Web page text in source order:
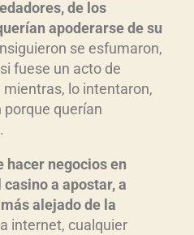
de los
apoderarse de su
se esfumaron,
fuese un acto de
lo intentaron,
porque querían
hacer negocios en
a apostar, a
alejado de la
internet, cualquier